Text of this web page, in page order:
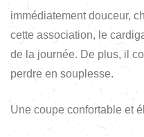
immédiatement douceur,
cette association, le
de la journée. De plus, il
perdre en souplesse.
Une coupe confortable et